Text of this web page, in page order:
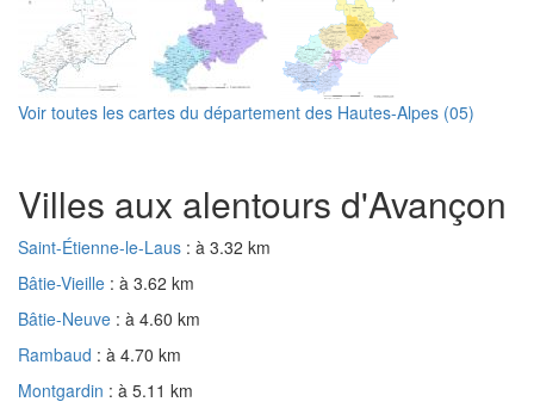
Voir toutes les cartes du département des Hautes-Alpes (05)
Villes aux alentours d'Avançon
Saint-Étienne-le-Laus : à 3.32 km
Bâtie-Vieille : à 3.62 km
Bâtie-Neuve : à 4.60 km
Rambaud : à 4.70 km
Montgardin : à 5.11 km